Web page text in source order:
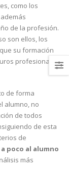
como los
de la profesión.
son ellos, los
su formación
profesionales
de forma
alumno, no
de todos
de esta
de
poco al alumno
más